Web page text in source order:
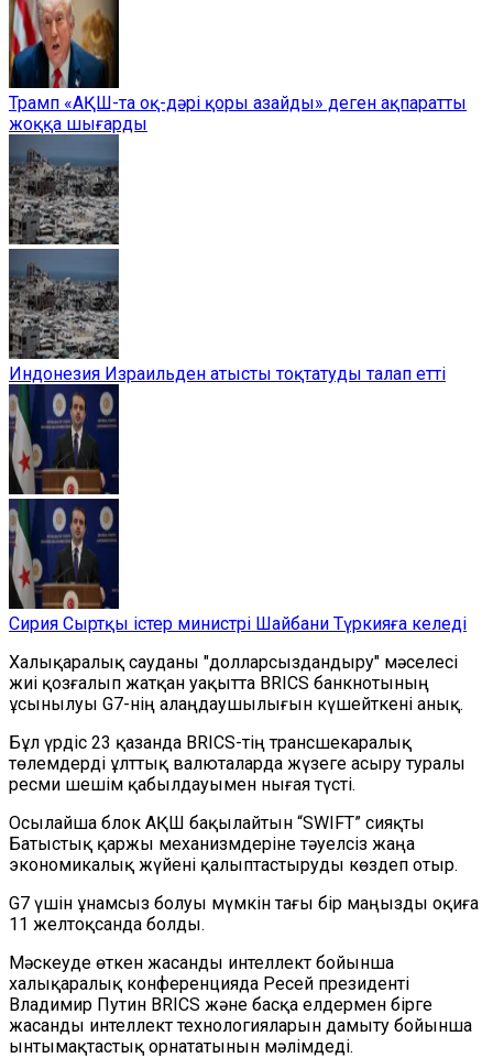
Трамп «АҚШ-та оқ-дәрі қоры азайды» деген ақпаратты
жоққа шығарды
Индонезия Израильден атысты тоқтатуды талап етті
Сирия Сыртқы істер министрі Шайбани Түркияға келеді
Халықаралық сауданы "долларсыздандыру" мәселесі
жиі қозғалып жатқан уақытта BRICS банкнотының
ұсынылуы G7-нің алаңдаушылығын күшейткені анық.
Бұл үрдіс 23 қазанда BRICS-тің трансшекаралық
төлемдерді ұлттық валюталарда жүзеге асыру туралы
ресми шешім қабылдауымен нығая түсті.
Осылайша блок АҚШ бақылайтын “SWIFT” сияқты
Батыстық қаржы механизмдеріне тәуелсіз жаңа
экономикалық жүйені қалыптастыруды көздеп отыр.
G7 үшін ұнамсыз болуы мүмкін тағы бір маңызды оқиға
11 желтоқсанда болды.
Мәскеуде өткен жасанды интеллект бойынша
халықаралық конференцияда Ресей президенті
Владимир Путин BRICS және басқа елдермен бірге
жасанды интеллект технологияларын дамыту бойынша
ынтымақтастық орнататынын мәлімдеді.